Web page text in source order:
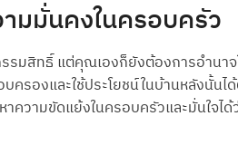
มมั่นคงในครอบครัว
รมสิทธิ์ แต่คุณเองก็ยังต้องการอำนาจ
รองและใช้ประโยชน์ในบ้านหลังนั้นไ
ความขัดแย้งในครอบครัวและมั่นใจไ